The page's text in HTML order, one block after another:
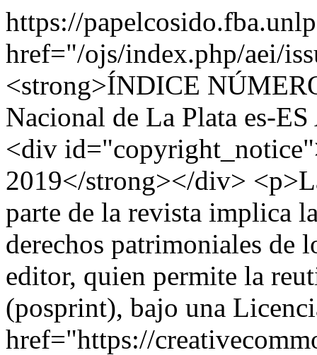
https://
href="/ojs/index.php/aei/
<strong>ÍNDICE
Nacional de La Plata es-ES
<div
2019</strong></div>
parte de la revista implica
derechos patrimoniales de
editor, quien permite la
(posprint), bajo una
href="https://